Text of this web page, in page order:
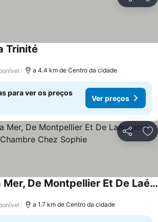
Trinité
a 4.4 km de Centro da cidade
para ver os preços
Ver preços
Partilhar
A 10 Km De La Mer, De Montpellier Et De Laéroport Chambre Chez Sophie
a 1.7 km de Centro da cidade